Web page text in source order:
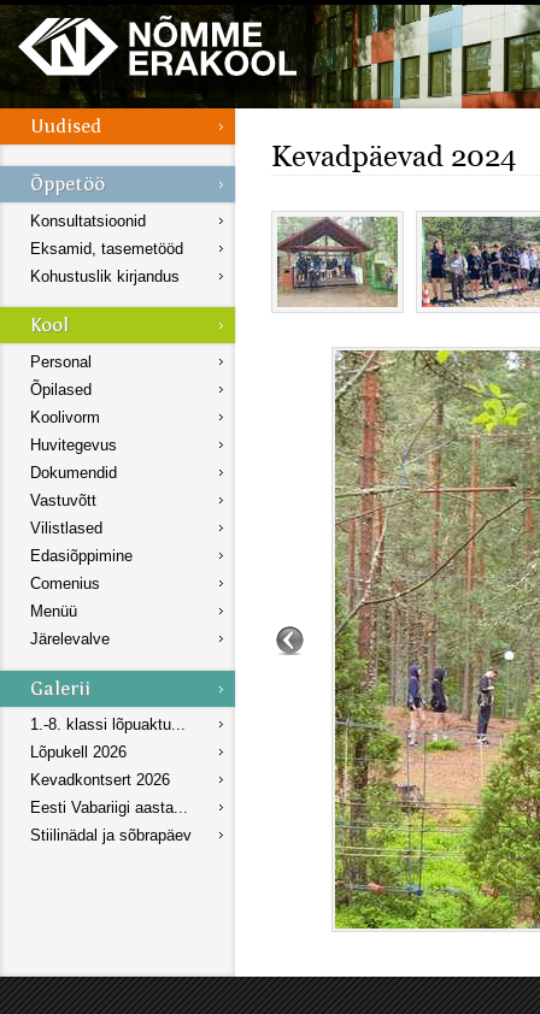
Konsultatsioonid
Eksamid, tasemetööd
Kohustuslik kirjandus
Personal
Õpilased
Koolivorm
Huvitegevus
Dokumendid
Vastuvõtt
Vilistlased
Edasiõppimine
Comenius
Menüü
Järelevalve
1.-8. klassi lõpuaktu...
Lõpukell 2026
Kevadkontsert 2026
Eesti Vabariigi aasta...
Stiilinädal ja sõbrapäev
Kevadpäevad 2024